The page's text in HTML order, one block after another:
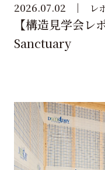
2026.07.02 レ
【構造見学会
Sanctuary